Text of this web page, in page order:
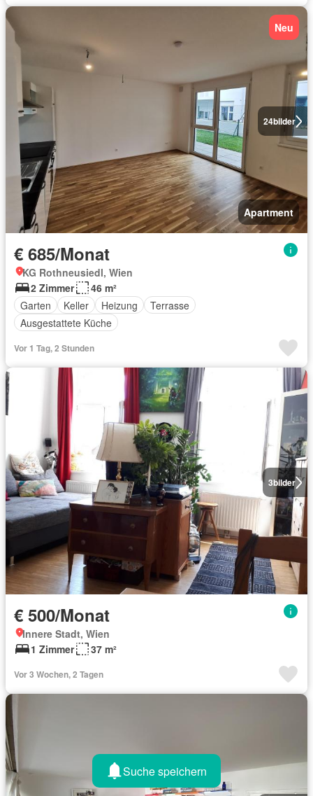
24bilder
Neu
Apartment
€ 685/Monat
KG Rothneusiedl, Wien
2 Zimmer
46 m²
Garten
Keller Heizung
Terrasse
Ausgestattete Küche
Vor 1 Tag, 2 Stunden
3bilder
€ 500/Monat
Innere Stadt, Wien
1 Zimmer
37 m²
Vor 3 Wochen, 2 Tagen
Suche speichern